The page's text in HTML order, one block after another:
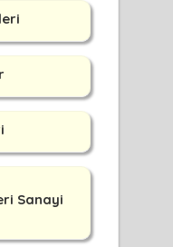
Sanayi